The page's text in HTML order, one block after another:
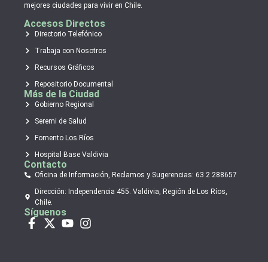
mejores ciudades para vivir en Chile.
Accesos Directos
Directorio Telefónico
Trabaja con Nosotros
Recursos Gráficos
Repositorio Documental
Más de la Ciudad
Gobierno Regional
Seremi de Salud
Fomento Los Ríos
Hospital Base Valdivia
Contacto
Oficina de Información, Reclamos y Sugerencias: 63 2 288657
Dirección: Independencia 455. Valdivia, Región de Los Ríos,
Chile.
Síguenos